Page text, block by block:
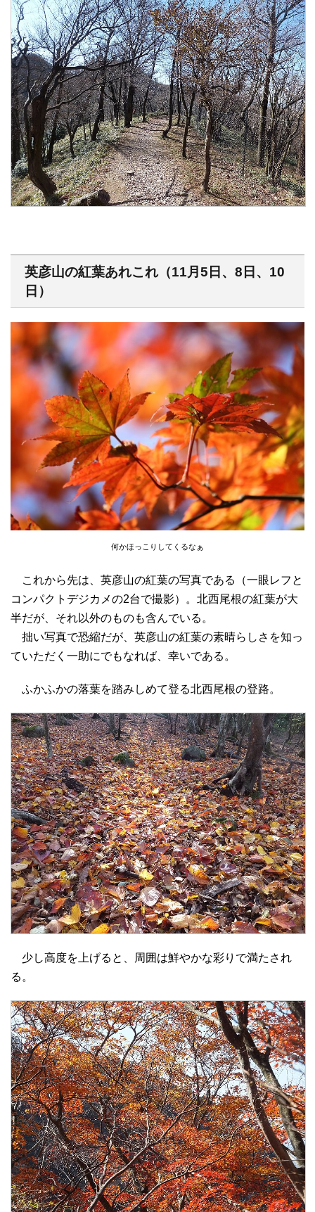
英彦山の紅葉あれこれ（11月5日、8日、10
日）
何かほっこりしてくるなぁ
これから先は、英彦山の紅葉の写真である（一眼レフと
コンパクトデジカメの2台で撮影）。北西尾根の紅葉が大
半だが、それ以外のものも含んでいる。
拙い写真で恐縮だが、英彦山の紅葉の素晴らしさを知っ
ていただく一助にでもなれば、幸いである。
ふかふかの落葉を踏みしめて登る北西尾根の登路。
少し高度を上げると、周囲は鮮やかな彩りで満たされ
る。